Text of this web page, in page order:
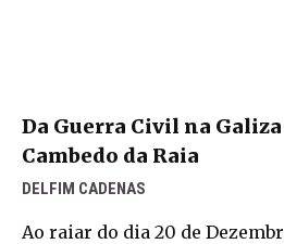
Da Guerra Civil na
Cambedo da Raia
DELFIM CADENAS
Ao raiar do dia 20 de